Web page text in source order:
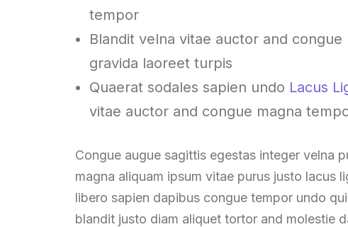
tempor
Blandit velna vitae auctor and
gravida laoreet turpis
Quaerat sodales sapien undo Lacus
vitae auctor and congue magna
Congue augue sagittis egestas integer velna
magna aliquam ipsum vitae purus justo lacus
libero sapien dapibus congue tempor undo
blandit justo diam aliquet tortor and molestie